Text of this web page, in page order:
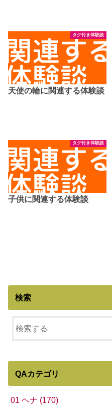
タグ付き体験談
天使の輪に関連する体験談
タグ付き体験談
子供に関連する体験談
検索
QAカテゴリ
01 ヘナ (170)